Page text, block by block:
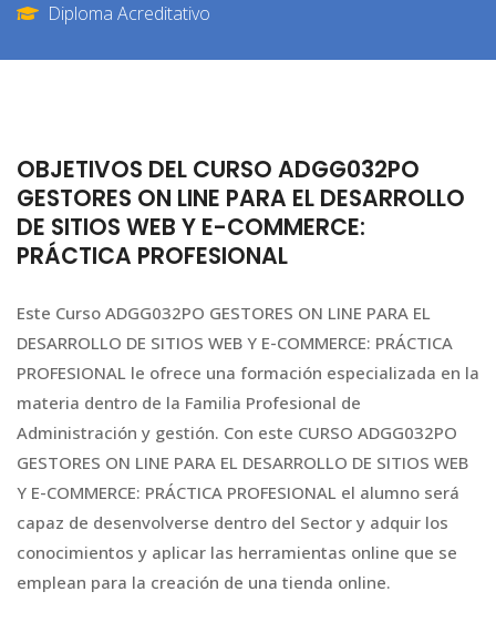
Diploma Acreditativo
OBJETIVOS DEL CURSO ADGG032PO
GESTORES ON LINE PARA EL DESARROLLO
DE SITIOS WEB Y E-COMMERCE:
PRÁCTICA PROFESIONAL
Este Curso ADGG032PO GESTORES ON LINE PARA EL
DESARROLLO DE SITIOS WEB Y E-COMMERCE: PRÁCTICA
PROFESIONAL le ofrece una formación especializada en la
materia dentro de la Familia Profesional de
Administración y gestión. Con este CURSO ADGG032PO
GESTORES ON LINE PARA EL DESARROLLO DE SITIOS WEB
Y E-COMMERCE: PRÁCTICA PROFESIONAL el alumno será
capaz de desenvolverse dentro del Sector y adquir los
conocimientos y aplicar las herramientas online que se
emplean para la creación de una tienda online.